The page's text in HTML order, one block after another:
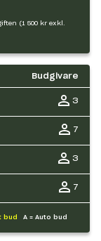
(1 500 kr exkl.
Budgivare
3
7
3
7
bud A = Auto bud